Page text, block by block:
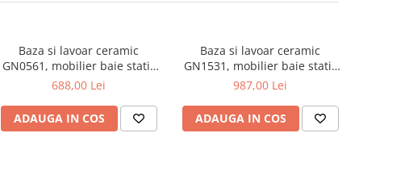
Baza si lavoar ceramic
GN0561, mobilier baie stativ
50 cm, front MDF, 2 usi, 2
reglabile, alb/antracit
688,00 Lei
ADAUGA IN COS
Baza si lavoar ceramic
GN1531, mobilier baie stativ
80 cm, front MDF, 3 usi, 2
picioare cromate reglabile, alb
987,00 Lei
ADAUGA IN COS